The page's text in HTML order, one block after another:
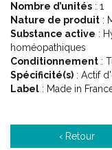
Nombre d’unités : 1
Nature de produit :
Substance active :
homéopathiques
Conditionnement :
Spécificité(s) : Actif
Label : Made in
‹ Retour